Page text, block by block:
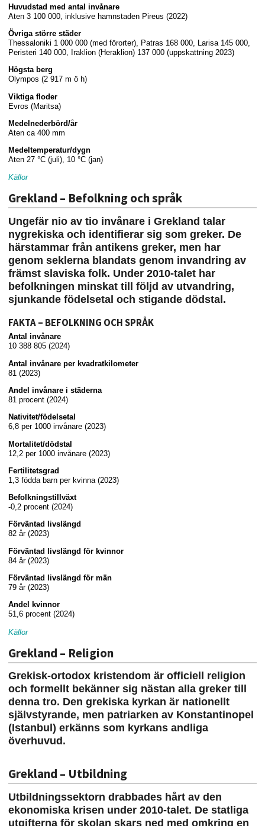
Huvudstad med antal invånare
Aten 3 100 000, inklusive hamnstaden Pireus (2022)
Övriga större städer
Thessaloniki 1 000 000 (med förorter), Patras 168 000, Larisa 145 000,
Peristeri 140 000, Iraklion (Heraklion) 137 000 (uppskattning 2023)
Högsta berg
Olympos (2 917 m ö h)
Viktiga floder
Evros (Maritsa)
Medelnederbörd/år
Aten ca 400 mm
Medeltemperatur/dygn
Aten 27 °C (juli), 10 °C (jan)
Källor
Grekland – Befolkning och språk
Ungefär nio av tio invånare i Grekland talar
nygrekiska och identifierar sig som greker. De
härstammar från antikens greker, men har
genom seklerna blandats genom invandring av
främst slaviska folk. Under 2010-talet har
befolkningen minskat till följd av utvandring,
sjunkande födelsetal och stigande dödstal.
FAKTA – BEFOLKNING OCH SPRÅK
Antal invånare
10 388 805 (2024)
Antal invånare per kvadratkilometer
81 (2023)
Andel invånare i städerna
81 procent (2024)
Nativitet/födelsetal
6,8 per 1000 invånare (2023)
Mortalitet/dödstal
12,2 per 1000 invånare (2023)
Fertilitetsgrad
1,3 födda barn per kvinna (2023)
Befolkningstillväxt
-0,2 procent (2024)
Förväntad livslängd
82 år (2023)
Förväntad livslängd för kvinnor
84 år (2023)
Förväntad livslängd för män
79 år (2023)
Andel kvinnor
51,6 procent (2024)
Källor
Grekland – Religion
Grekisk-ortodox kristendom är officiell religion
och formellt bekänner sig nästan alla greker till
denna tro. Den grekiska kyrkan är nationellt
självstyrande, men patriarken av Konstantinopel
(Istanbul) erkänns som kyrkans andliga
överhuvud.
Grekland – Utbildning
Utbildningssektorn drabbades hårt av den
ekonomiska krisen under 2010-talet. De statliga
utgifterna för skolan skars ned med omkring en